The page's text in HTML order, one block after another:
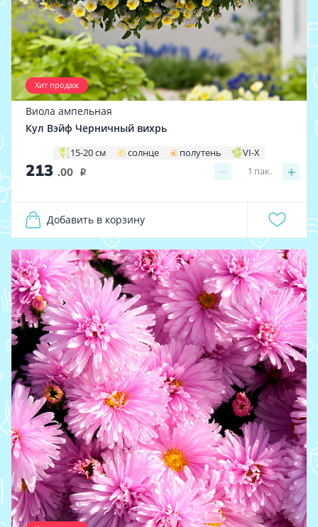
Хит продаж
Виола ампельная
Кул Вэйф Черничный вихрь
15-20 см солнце полутень VI-X
213 .00 i − +
1 пак.
Добавить в корзину